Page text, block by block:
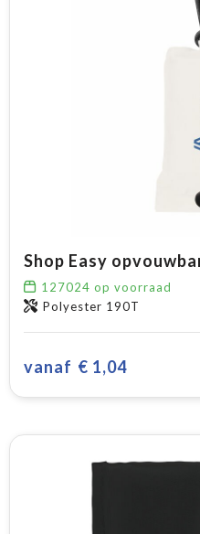
Shop Easy
127024 op voorraad
Polyester 190T
vanaf € 1,04